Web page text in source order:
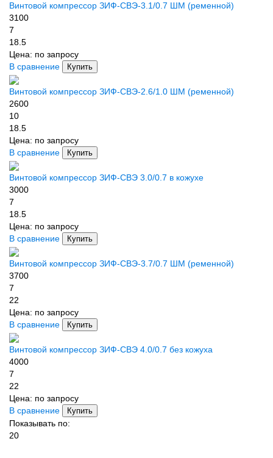
Винтовой компрессор ЗИФ-СВЭ-3.1/0.7 ШМ (ременной)
3100
7
18.5
Цена: по запросу
В сравнение
Купить
Винтовой компрессор ЗИФ-СВЭ-2.6/1.0 ШМ (ременной)
2600
10
18.5
Цена: по запросу
В сравнение
Купить
Винтовой компрессор ЗИФ-СВЭ 3.0/0.7 в кожухе
3000
7
18.5
Цена: по запросу
В сравнение
Купить
Винтовой компрессор ЗИФ-СВЭ-3.7/0.7 ШМ (ременной)
3700
7
22
Цена: по запросу
В сравнение
Купить
Винтовой компрессор ЗИФ-СВЭ 4.0/0.7 без кожуха
4000
7
22
Цена: по запросу
В сравнение
Купить
Показывать по:
20